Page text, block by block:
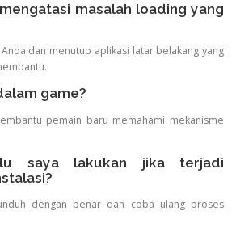
masalah loading yang
dan menutup aplikasi latar belakang yang
game?
pemain baru memahami mekanisme
saya lakukan jika terjadi
dengan benar dan coba ulang proses